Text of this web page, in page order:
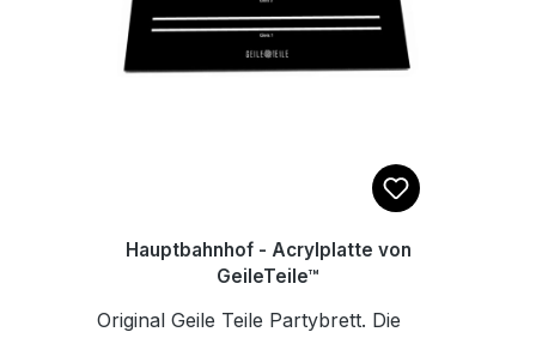
Hauptbahnhof - Acrylplatte von
GeileTeile™
Original Geile Teile Partybrett. Die